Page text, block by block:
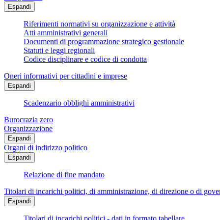
Espandi
Riferimenti normativi su organizzazione e attività
Atti amministrativi generali
Documenti di programmazione strategico gestionale
Statuti e leggi regionali
Codice disciplinare e codice di condotta
Oneri informativi per cittadini e imprese
Espandi
Scadenzario obblighi amministrativi
Burocrazia zero
Organizzazione
Espandi
Organi di indirizzo politico
Espandi
Relazione di fine mandato
Titolari di incarichi politici, di amministrazione, di direzione o di
Espandi
Titolari di incarichi politici - dati in formato tabellare